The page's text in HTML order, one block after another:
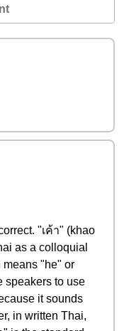
"เค้า" (khao
as a colloquial
means "he" or
speakers to use
it sounds
in written Thai,